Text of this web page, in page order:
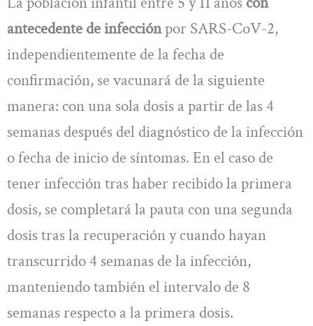
antecedente de infecciónpor SARS-CoV-2,
independientemente de la fecha de
confirmación, se vacunará de la siguiente
manera: con una sola dosis a partir de las 4
semanas después del diagnóstico de la infección
o fecha de inicio de síntomas. En el caso de
tener infección tras haber recibido la primera
dosis, se completará la pauta con una segunda
dosis tras la recuperación y cuando hayan
transcurrido 4 semanas de la infección,
manteniendo también el intervalo de 8
semanas respecto a la primera dosis.